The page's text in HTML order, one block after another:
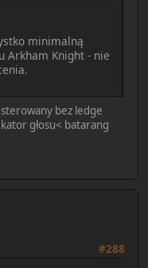
minimalną
Arkham Knight - nie
bez ledge
głosu< batarang
#288